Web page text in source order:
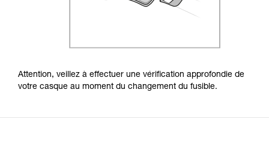
Attention, veillez à effectuer une vérification approfondie de
votre casque au moment du changement du fusible.